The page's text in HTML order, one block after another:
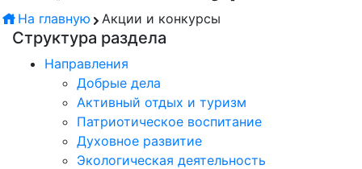
На главную Акции и конкурсы
Структура раздела
Направления
Добрые дела
Активный отдых и туризм
Патриотическое воспитание
Духовное развитие
Экологическая деятельность